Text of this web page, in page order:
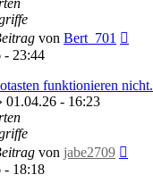
von Bert_701
- 23:44
funktionieren nicht.
01.04.26 - 16:23
von jabe2709
- 18:18